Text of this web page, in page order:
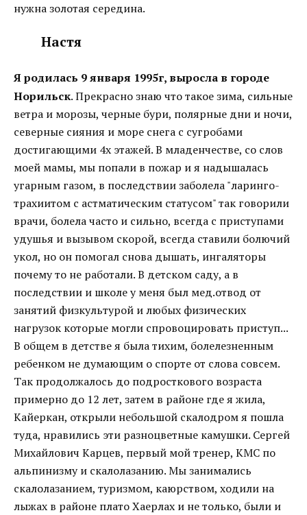
нужна золотая середина.
Настя
Я родилась 9 января 1995г, выросла в городе
Норильск. Прекрасно знаю что такое зима, сильные
ветра и морозы, черные бури, полярные дни и ночи,
северные сияния и море снега с сугробами
достигающими 4х этажей. В младенчестве, со слов
моей мамы, мы попали в пожар и я надышалась
угарным газом, в последствии заболела "ларинго-
трахиитом с астматическим статусом" так говорили
врачи, болела часто и сильно, всегда с приступами
удушья и вызывом скорой, всегда ставили болючий
укол, но он помогал снова дышать, ингаляторы
почему то не работали. В детском саду, а в
последствии и школе у меня был мед.отвод от
занятий физкультурой и любых физических
нагрузок которые могли спровоцировать приступ...
В общем в детстве я была тихим, болелезненным
ребенком не думающим о спорте от слова совсем.
Так продолжалось до подросткового возраста
примерно до 12 лет, затем в районе где я жила,
Кайеркан, открыли небольшой скалодром я пошла
туда, нравились эти разноцветные камушки. Сергей
Михайлович Карцев, первый мой тренер, КМС по
альпинизму и скалолазанию. Мы занимались
скалолазанием, туризмом, каюрством, ходили на
лыжах в районе плато Хаерлах и не только, были и